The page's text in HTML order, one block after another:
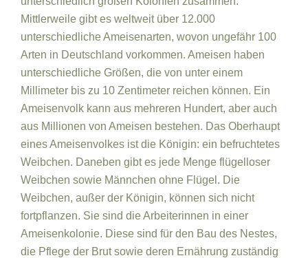
Mittlerweile gibt es weltweit über 12.000
unterschiedliche Ameisenarten, wovon ungefähr 100
Arten in Deutschland vorkommen. Ameisen haben
unterschiedliche Größen, die von unter einem
Millimeter bis zu 10 Zentimeter reichen können. Ein
Ameisenvolk kann aus mehreren Hundert, aber auch
aus Millionen von Ameisen bestehen. Das Oberhaupt
eines Ameisenvolkes ist die Königin: ein befruchtetes
Weibchen. Daneben gibt es jede Menge flügelloser
Weibchen sowie Männchen ohne Flügel. Die
Weibchen, außer der Königin, können sich nicht
fortpflanzen. Sie sind die Arbeiterinnen in einer
Ameisenkolonie. Diese sind für den Bau des Nestes,
die Pflege der Brut sowie deren Ernährung zuständig